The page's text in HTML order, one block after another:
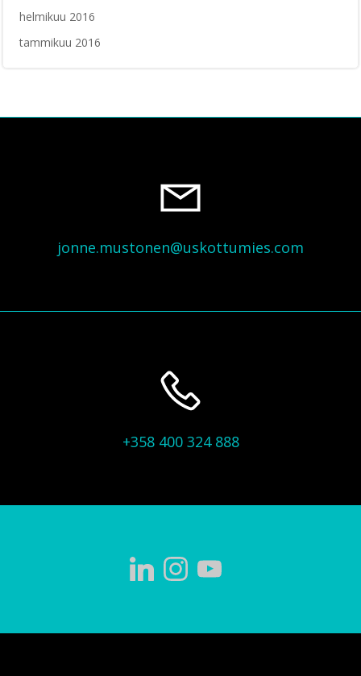
helmikuu 2016
tammikuu 2016
jonne.mustonen@uskottumies.com
+358 400 324 888